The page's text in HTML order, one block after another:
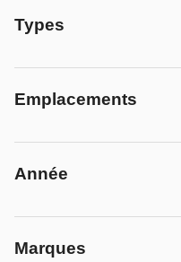
Types
Emplacements
Année
Marques